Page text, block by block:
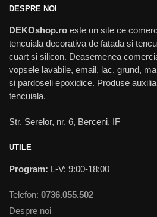
DESPRE NOI
DEKOshop.ro este un site ce
tencuiala decorativa de fatada si
cuart si silicon. Deasemenea
vopsele lavabile, email, lac, grund,
si pardoseli epoxidice. Produse
tencuiala.
Str. Serelor, nr. 6, Berceni, IF
UTILE
Program: L-V: 9:00-18:00
Telefon: 0736.055.502
Despre noi